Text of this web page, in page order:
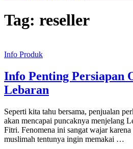
Tag: reseller
Info Produk
Info Penting Persiapan
Lebaran
Seperti kita tahu bersama, penjualan
akan mencapai puncaknya menjelang
Fitri. Fenomena ini sangat wajar
muslimah tentunya ingin memakai …